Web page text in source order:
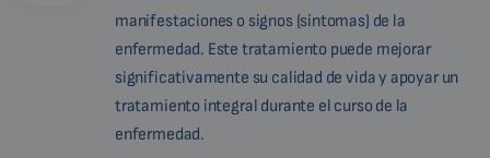
manifestaciones o signos (síntomas) de la
enfermedad. Este tratamiento puede mejorar
significativamente su calidad de vida y apoyar un
tratamiento integral durante el curso de la
enfermedad.